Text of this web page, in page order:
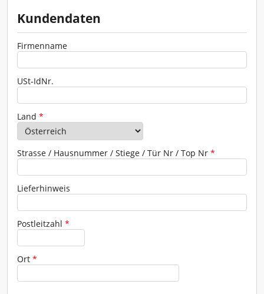
Kundendaten
Firmenname
USt-IdNr.
Adresse
Land *
Strasse / Hausnummer / Stiege / Tür Nr / Top Nr *
Lieferhinweis
Postleitzahl *
Ort *